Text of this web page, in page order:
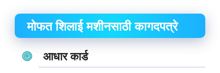
मोफत शिलाई मशीनसाठी कागदपत्रे
आधार कार्ड